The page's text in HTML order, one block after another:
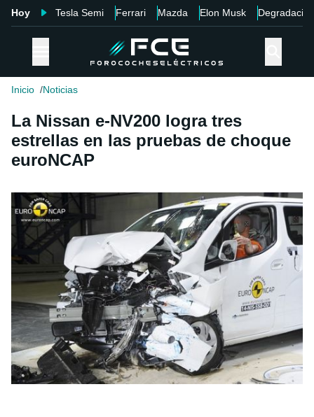
Hoy Tesla Semi Ferrari Mazda Elon Musk Degradación
Inicio Noticias
La Nissan e-NV200 logra tres
estrellas en las pruebas de choque
euroNCAP